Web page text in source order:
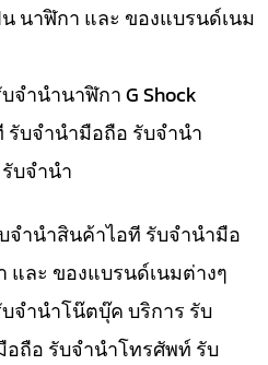
นาฬิกา และ ของแบรนด์เนม
จำนำนาฬิกา G Shock
บจำนำมือถือ รับจำนำ
บจำนำ
จำนำสินค้าไอที รับจำนำมือ
และ ของแบรนด์เนมต่างๆ
จำนำโน๊ตบุ๊ค บริการ รับ
ถือ รับจำนำโทรศัพท์ รับ